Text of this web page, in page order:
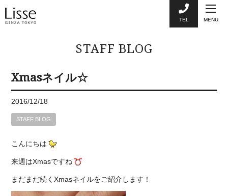
TEL MENU
STAFF BLOG
Xmasネイル☆
2016/12/18
STAFF BLOG
こんにちは
来週はXmasですね
まだまだ続くXmasネイルをご紹介します！